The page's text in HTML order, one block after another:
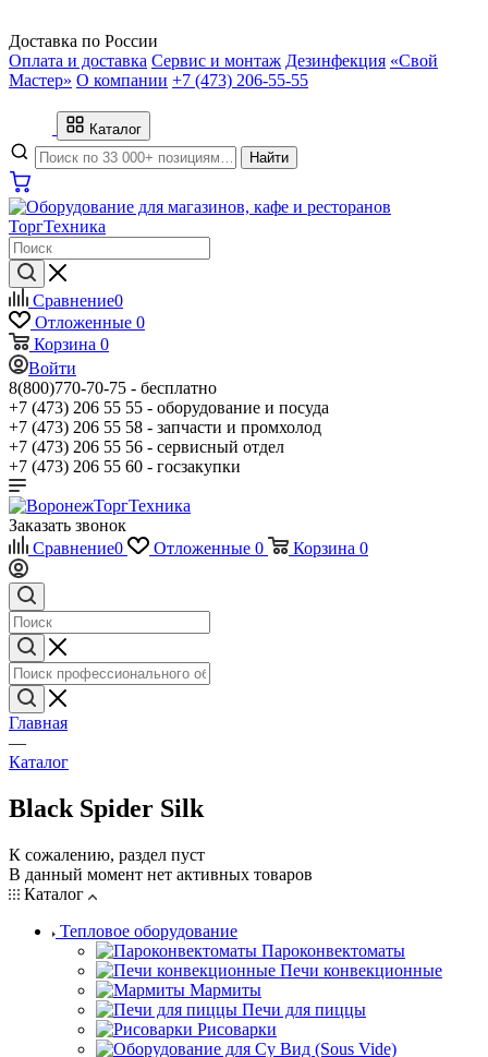
Доставка по России
Оплата и доставка Сервис и монтаж Дезинфекция «Свой
Мастер» О компании +7 (473) 206-55-55
Каталог
Найти
Сравнение0
Отложенные 0
Корзина 0
Войти
8(800)770-70-75 - бесплатно
+7 (473) 206 55 55 - оборудование и посуда
+7 (473) 206 55 58 - запчасти и промхолод
+7 (473) 206 55 56 - сервисный отдел
+7 (473) 206 55 60 - госзакупки
Заказать звонок
Сравнение0 Отложенные 0 Корзина 0
Главная
—
Каталог
Black Spider Silk
К сожалению, раздел пуст
В данный момент нет активных товаров
Каталог
Тепловое оборудование
Пароконвектоматы
Печи конвекционные
Мармиты
Печи для пиццы
Рисоварки